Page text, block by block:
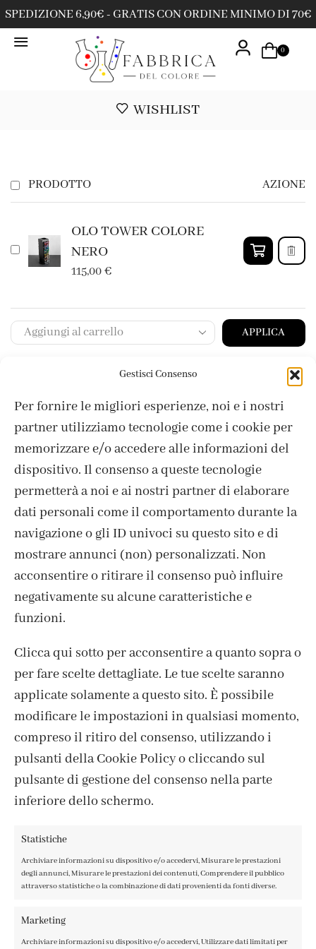
Gestisci Consenso
Per fornire le migliori esperienze, noi e i nostri
partner utilizziamo tecnologie come i cookie per
memorizzare e/o accedere alle informazioni del
dispositivo. Il consenso a queste tecnologie
permetterà a noi e ai nostri partner di elaborare
dati personali come il comportamento durante la
navigazione o gli ID univoci su questo sito e di
mostrare annunci (non) personalizzati. Non
acconsentire o ritirare il consenso può influire
negativamente su alcune caratteristiche e
funzioni.
Clicca qui sotto per acconsentire a quanto sopra o
per fare scelte dettagliate. Le tue scelte saranno
applicate solamente a questo sito. È possibile
modificare le impostazioni in qualsiasi momento,
compreso il ritiro del consenso, utilizzando i
pulsanti della Cookie Policy o cliccando sul
pulsante di gestione del consenso nella parte
inferiore dello schermo.
Statistiche
Archiviare informazioni su dispositivo e/o accedervi, Misurare le prestazioni
degli annunci, Misurare le prestazioni dei contenuti, Comprendere il pubblico
attraverso statistiche o la combinazione di dati provenienti da fonti diverse.
Marketing
Archiviare informazioni su dispositivo e/o accedervi, Utilizzare dati limitati per
SPEDIZIONE 6,90€ - GRATIS CON ORDINE MINIMO DI 70€
0
WISHLIST
PRODOTTO AZIONE
OLO TOWER COLORE
NERO
115,00€
APPLICA
ISCRIVITI ALLA NEWSLETTER
PRIVACY POLICY
TERMINI E CONDIZIONI